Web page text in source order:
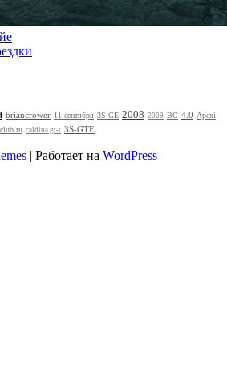
briancrower 11 сентября 3S-GE 2008 2009 BC 4.0 Apexi
caldina gt-t 3S-GTE
| Работает на WordPress